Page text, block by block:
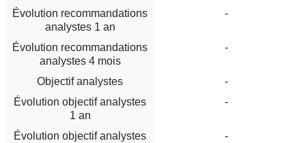
Évolution recommandations
analystes 1 an
-
Évolution recommandations
analystes 4 mois
-
Objectif analystes
-
Évolution objectif analystes
1 an
-
Évolution objectif analystes
-